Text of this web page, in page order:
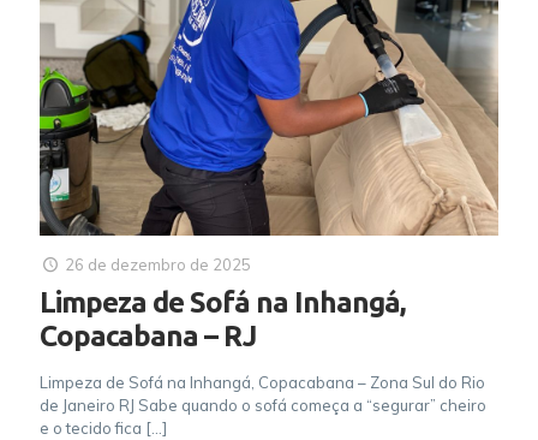
26 de dezembro de 2025
Limpeza de Sofá na Inhangá,
Copacabana – RJ
Limpeza de Sofá na Inhangá, Copacabana – Zona Sul do Rio
de Janeiro RJ Sabe quando o sofá começa a “segurar” cheiro
e o tecido fica […]